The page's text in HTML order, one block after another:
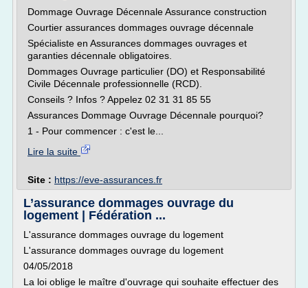
Dommage Ouvrage Décennale Assurance construction
Courtier assurances dommages ouvrage décennale
Spécialiste en Assurances dommages ouvrages et
garanties décennale obligatoires.
Dommages Ouvrage particulier (DO) et Responsabilité
Civile Décennale professionnelle (RCD).
Conseils ? Infos ? Appelez 02 31 31 85 55
Assurances Dommage Ouvrage Décennale pourquoi?
1 - Pour commencer : c'est le...
Lire la suite
Site : https://eve-assurances.fr
L’assurance dommages ouvrage du
logement | Fédération ...
L'assurance dommages ouvrage du logement
L'assurance dommages ouvrage du logement
04/05/2018
La loi oblige le maître d'ouvrage qui souhaite effectuer des